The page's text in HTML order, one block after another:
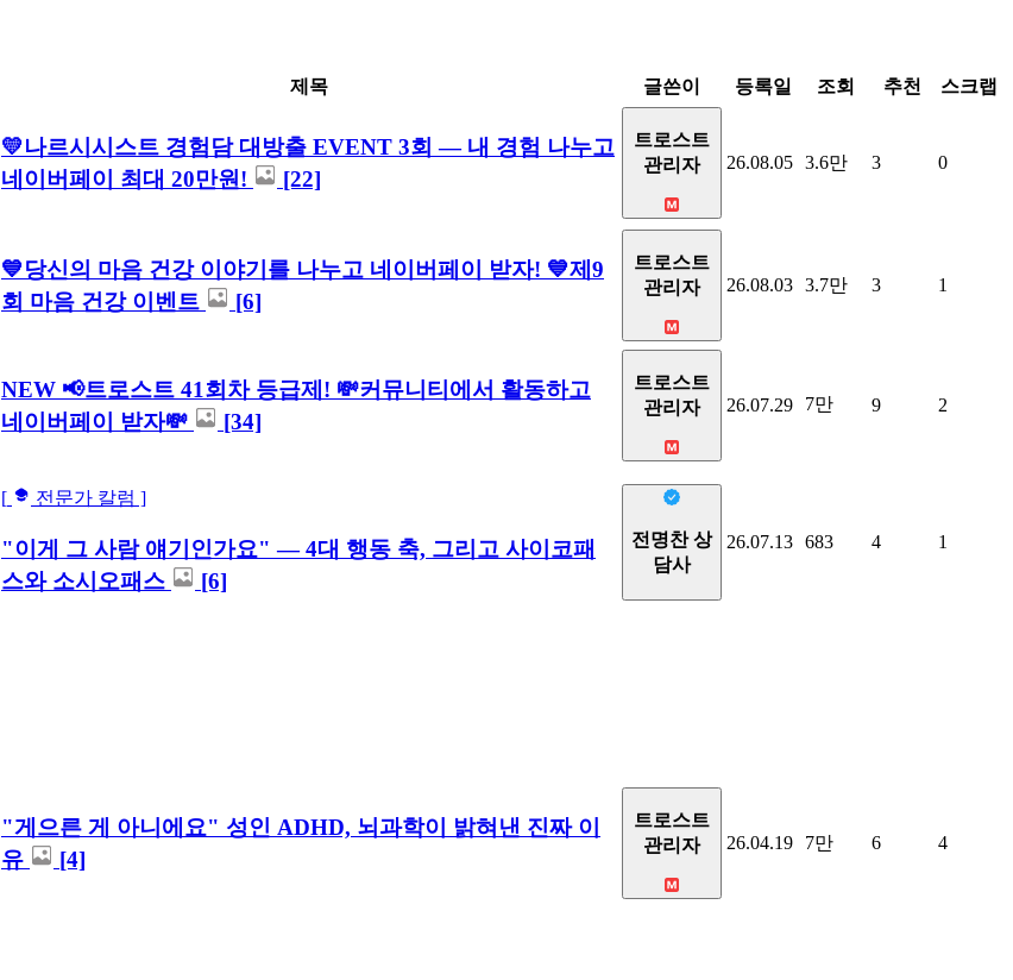
제목 글쓴이 등록일 조회 추천
스크랩
💛나르시시스트 경험담 대방출 EVENT 3회 — 내 경험 나누고
네이버페이 최대 20만원!
[22]
트로스트
관리자
26.08.05 3.6만 3 0
💙당신의 마음 건강 이야기를 나누고 네이버페이 받자! 💙제9
회 마음 건강 이벤트
[6]
트로스트
관리자
26.08.03 3.7만 3 1
NEW 📢트로스트 41회차 등급제! 💸커뮤니티에서 활동하고
네이버페이 받자💸
[34]
트로스트
관리자
26.07.29 7만 9 2
[ 전문가 칼럼 ]
"이게 그 사람 얘기인가요" — 4대 행동 축, 그리고 사이코패
스와 소시오패스
[6]
전명찬 상
담사
26.07.13 683 4 1
"게으른 게 아니에요" 성인 ADHD, 뇌과학이 밝혀낸 진짜 이
유
[4]
트로스트
관리자
26.04.19 7만 6 4